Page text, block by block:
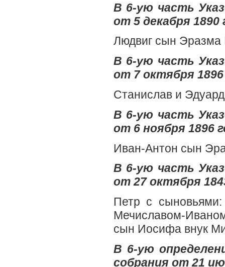
В 6-ую часть
от 5 декабря 1890
Людвиг сын Эразма
В 6-ую часть
от 7 октября 1896
Станислав и
В 6-ую часть
от 6 ноября 1896
Иван-Антон сын
В 6-ую часть
от 27 октября
Петр с
Мечиславом-
сын Иосифа внук
В 6-ую
собрания от 21